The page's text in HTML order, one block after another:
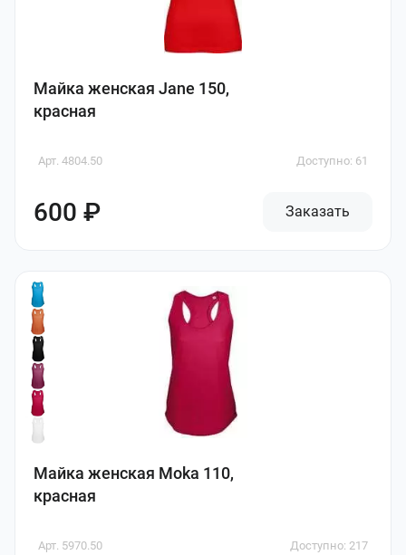
Майка женская Jane 150,
красная
Арт. 4804.50 Доступно: 61
600 ₽ Заказать
Майка женская Moka 110,
красная
Арт. 5970.50 Доступно: 217